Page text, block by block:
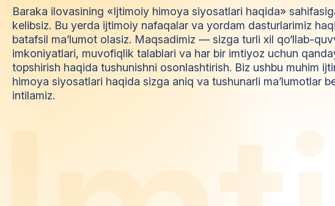
Baraka ilovasining «Ijtimoiy himoya siyosatlari haqida»
kelibsiz. Bu yerda ijtimoiy nafaqalar va yordam dasturlarimiz
batafsil ma’lumot olasiz. Maqsadimiz — sizga turli xil qo‘llab-
imkoniyatlari, muvofiqlik talablari va har bir imtiyoz uchun
topshirish haqida tushunishni osonlashtirish. Biz ushbu muhim
himoya siyosatlari haqida sizga aniq va tushunarli ma’lumotlar
intilamiz.